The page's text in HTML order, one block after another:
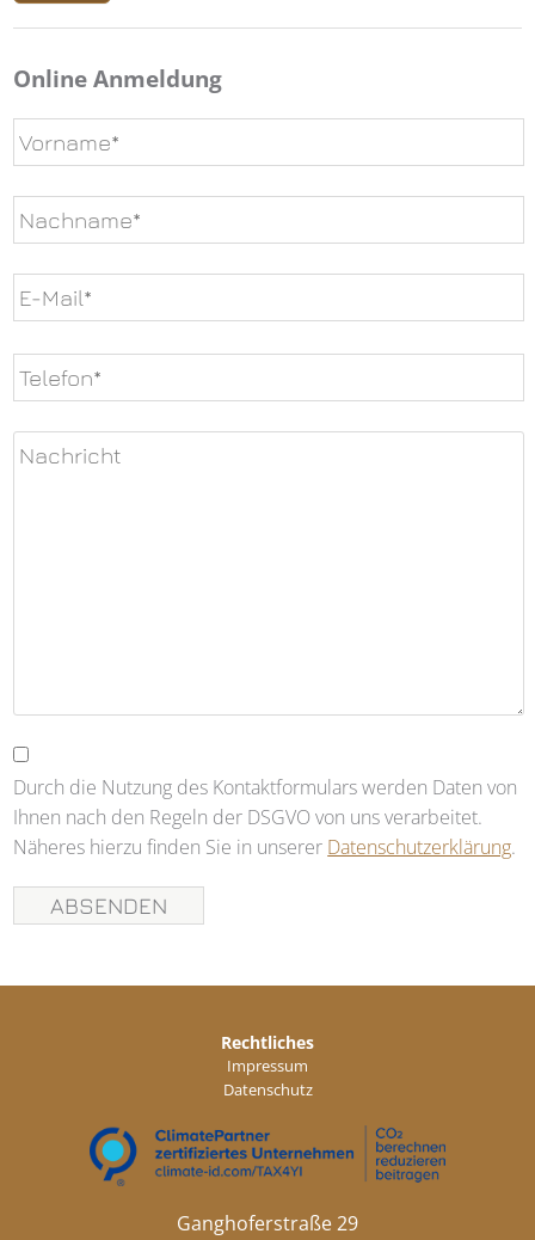
Online Anmeldung
lasse
dieses
Feld
leer.
Durch die Nutzung des Kontaktformulars werden Daten von
Ihnen nach den Regeln der DSGVO von uns verarbeitet.
Näheres hierzu finden Sie in unserer Datenschutzerklärung.
Rechtliches
Impressum
Datenschutz
Ganghoferstraße 29